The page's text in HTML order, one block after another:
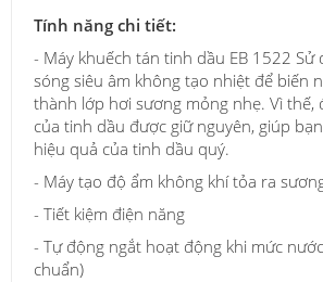
Tính năng chi tiết:
- Máy khuếch tán tinh dầu EB 1522 Sử
sóng siêu âm không tạo nhiệt để biến
thành lớp hơi sương mỏng nhẹ. Vì thế,
của tinh dầu được giữ nguyên, giúp
hiệu quả của tinh dầu quý.
- Máy tạo độ ẩm không khí tỏa ra
- Tiết kiệm điện năng
- Tự động ngắt hoạt động khi mức
chuẩn)